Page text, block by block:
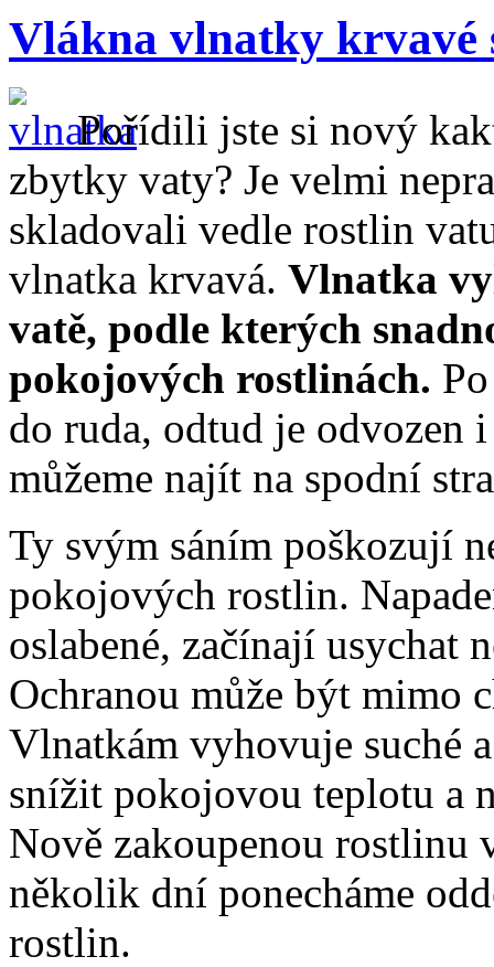
Vlákna vlnatky krvavé
Pořídili jste si nový
zbytky vaty? Je velmi
skladovali vedle rostlin
vlnatka krvavá. Vlnatka
vatě, podle kterých
pokojových rostlinách.
do ruda, odtud je odvozen
můžeme najít na spodní
Ty svým sáním poškozují
pokojových rostlin.
oslabené, začínají usychat
Ochranou může být mimo
Vlnatkám vyhovuje suché
snížit pokojovou teplotu a
Nově zakoupenou rostlinu
několik dní ponecháme
rostlin.